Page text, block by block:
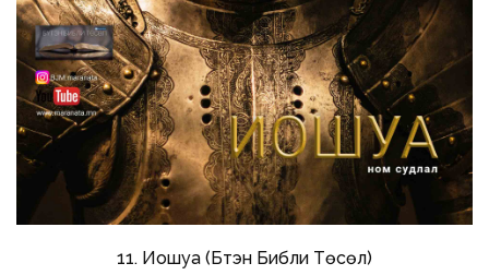
11. Иошуа (Бүтэн Библи Төсөл)